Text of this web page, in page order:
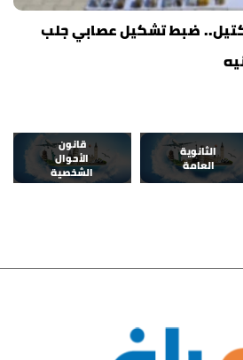
ضبط تشكيل عصابي جلب
الثانوية
العامة
قانون
الأحوال
الشخصية